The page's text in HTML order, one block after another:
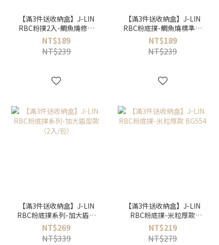
【滿3件送收納盒】J-LIN
RBC粉撲2入-鯛魚燒修飾
薄款 BG557
NT$189
NT$239
【滿3件送收納盒】J-LIN
RBC粉底撲-鯛魚燒標準款
BG556
NT$189
NT$239
【滿3件送收納盒】J-LIN
RBC粉底撲系列-加大盾型
款（2入/包）
NT$269
NT$339
【滿3件送收納盒】J-LIN
RBC粉底撲-米粒厚款
BG554
NT$219
NT$279